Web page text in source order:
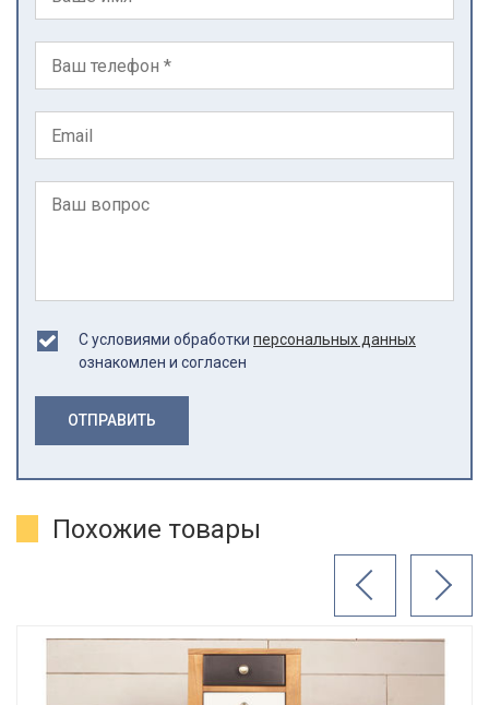
С условиями обработки персональных данных
ознакомлен и согласен
ОТПРАВИТЬ
Похожие товары